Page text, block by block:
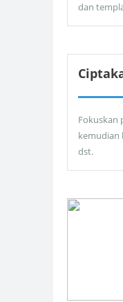
dan
Fokuskan
kemudian
dst.